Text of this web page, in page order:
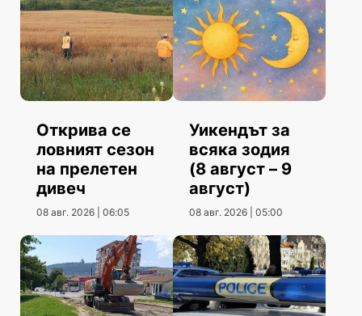
Открива се
ловният сезон
на прелетен
дивеч
08 авг. 2026 | 06:05
Уикендът за
всяка зодия
(8 август – 9
август)
08 авг. 2026 | 05:00